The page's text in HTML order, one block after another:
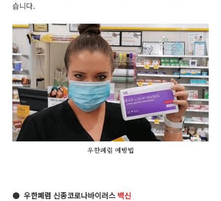
습니다.
우한폐렴 예방법
● 우한폐렴 신종코로나바이러스 백신